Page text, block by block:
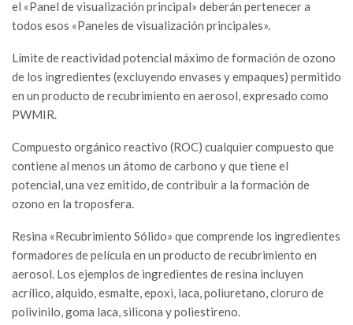
el «Panel de visualización principal» deberán pertenecer a
todos esos «Paneles de visualización principales».
Límite de reactividad potencial máximo de formación de ozono
de los ingredientes (excluyendo envases y empaques) permitido
en un producto de recubrimiento en aerosol, expresado como
PWMIR.
Compuesto orgánico reactivo (ROC) cualquier compuesto que
contiene al menos un átomo de carbono y que tiene el
potencial, una vez emitido, de contribuir a la formación de
ozono en la troposfera.
Resina «Recubrimiento Sólido» que comprende los ingredientes
formadores de película en un producto de recubrimiento en
aerosol. Los ejemplos de ingredientes de resina incluyen
acrílico, alquido, esmalte, epoxi, laca, poliuretano, cloruro de
polivinilo, goma laca, silicona y poliestireno.